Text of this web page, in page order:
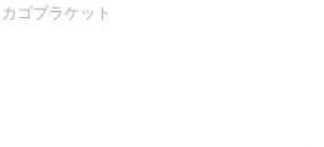
カゴブラケット